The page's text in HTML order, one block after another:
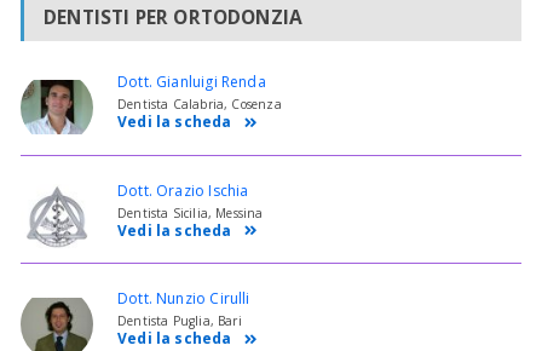
DENTISTI PER ORTODONZIA
Dott. Gianluigi Renda
Dentista Calabria, Cosenza
Vedi la scheda
Dott. Orazio Ischia
Dentista Sicilia, Messina
Vedi la scheda
Dott. Nunzio Cirulli
Dentista Puglia, Bari
Vedi la scheda